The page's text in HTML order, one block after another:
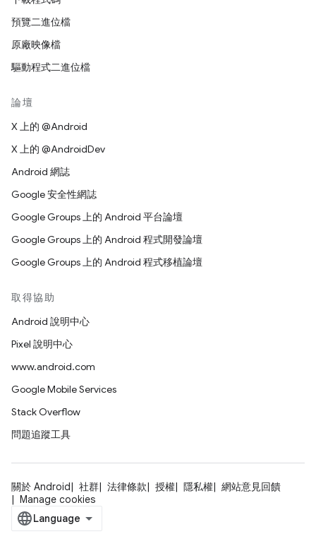
預覽二進位檔
原廠映像檔
驅動程式二進位檔
論壇
X 上的 @Android
X 上的 @AndroidDev
Android 網誌
Google 安全性網誌
Google Groups 上的 Android 平台論壇
Google Groups 上的 Android 程式開發論壇
Google Groups 上的 Android 程式移植論壇
取得協助
Android 說明中心
Pixel 說明中心
www.android.com
Google Mobile Services
Stack Overflow
問題追蹤工具
關於 Android 社群 法律條款 授權 隱私權
網站意見回饋
Manage cookies